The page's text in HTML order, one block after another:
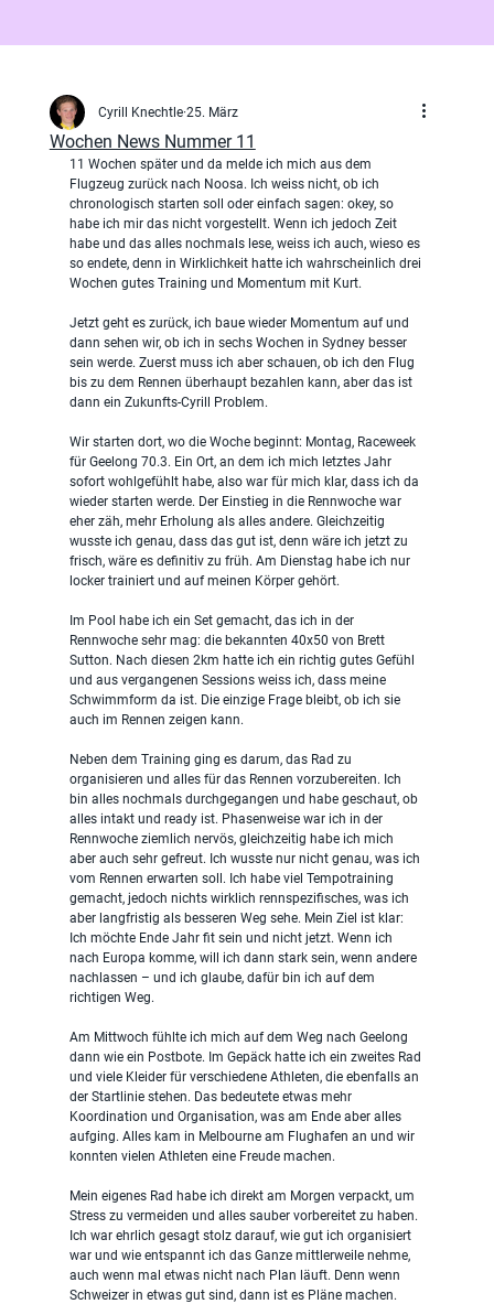
Wochen News Nummer 11
Cyrill Knechtle 25. März
11 Wochen später und da melde ich mich aus dem
Flugzeug zurück nach Noosa. Ich weiss nicht, ob ich
chronologisch starten soll oder einfach sagen: okey, so
habe ich mir das nicht vorgestellt. Wenn ich jedoch Zeit
habe und das alles nochmals lese, weiss ich auch, wieso es
so endete, denn in Wirklichkeit hatte ich wahrscheinlich drei
Wochen gutes Training und Momentum mit Kurt.
Jetzt geht es zurück, ich baue wieder Momentum auf und
dann sehen wir, ob ich in sechs Wochen in Sydney besser
sein werde. Zuerst muss ich aber schauen, ob ich den Flug
bis zu dem Rennen überhaupt bezahlen kann, aber das ist
dann ein Zukunfts-Cyrill Problem.
Wir starten dort, wo die Woche beginnt: Montag, Raceweek
für Geelong 70.3. Ein Ort, an dem ich mich letztes Jahr
sofort wohlgefühlt habe, also war für mich klar, dass ich da
wieder starten werde. Der Einstieg in die Rennwoche war
eher zäh, mehr Erholung als alles andere. Gleichzeitig
wusste ich genau, dass das gut ist, denn wäre ich jetzt zu
frisch, wäre es definitiv zu früh. Am Dienstag habe ich nur
locker trainiert und auf meinen Körper gehört.
Im Pool habe ich ein Set gemacht, das ich in der
Rennwoche sehr mag: die bekannten 40x50 von Brett
Sutton. Nach diesen 2km hatte ich ein richtig gutes Gefühl
und aus vergangenen Sessions weiss ich, dass meine
Schwimmform da ist. Die einzige Frage bleibt, ob ich sie
auch im Rennen zeigen kann.
Neben dem Training ging es darum, das Rad zu
organisieren und alles für das Rennen vorzubereiten. Ich
bin alles nochmals durchgegangen und habe geschaut, ob
alles intakt und ready ist. Phasenweise war ich in der
Rennwoche ziemlich nervös, gleichzeitig habe ich mich
aber auch sehr gefreut. Ich wusste nur nicht genau, was ich
vom Rennen erwarten soll. Ich habe viel Tempotraining
gemacht, jedoch nichts wirklich rennspezifisches, was ich
aber langfristig als besseren Weg sehe. Mein Ziel ist klar:
Ich möchte Ende Jahr fit sein und nicht jetzt. Wenn ich
nach Europa komme, will ich dann stark sein, wenn andere
nachlassen – und ich glaube, dafür bin ich auf dem
richtigen Weg.
Am Mittwoch fühlte ich mich auf dem Weg nach Geelong
dann wie ein Postbote. Im Gepäck hatte ich ein zweites Rad
und viele Kleider für verschiedene Athleten, die ebenfalls an
der Startlinie stehen. Das bedeutete etwas mehr
Koordination und Organisation, was am Ende aber alles
aufging. Alles kam in Melbourne am Flughafen an und wir
konnten vielen Athleten eine Freude machen.
Mein eigenes Rad habe ich direkt am Morgen verpackt, um
Stress zu vermeiden und alles sauber vorbereitet zu haben.
Ich war ehrlich gesagt stolz darauf, wie gut ich organisiert
war und wie entspannt ich das Ganze mittlerweile nehme,
auch wenn mal etwas nicht nach Plan läuft. Denn wenn
Schweizer in etwas gut sind, dann ist es Pläne machen.